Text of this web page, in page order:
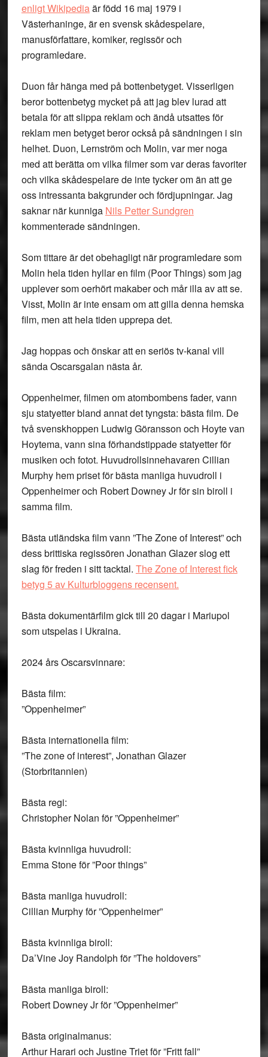
enligt Wikipediaär född 16 maj 1979 i
Västerhaninge, är en svensk skådespelare,
manusförfattare, komiker, regissör och
programledare.
Duon får hänga med på bottenbetyget. Visserligen
beror bottenbetyg mycket på att jag blev lurad att
betala för att slippa reklam och ändå utsattes för
reklam men betyget beror också på sändningen i sin
helhet. Duon, Lernström och Molin, var mer noga
med att berätta om vilka filmer som var deras favoriter
och vilka skådespelare de inte tycker om än att ge
oss intressanta bakgrunder och fördjupningar. Jag
saknar när kunniga Nils Petter Sundgren
kommenterade sändningen.
Som tittare är det obehagligt när programledare som
Molin hela tiden hyllar en film (Poor Things) som jag
upplever som oerhört makaber och mår illa av att se.
Visst, Molin är inte ensam om att gilla denna hemska
film, men att hela tiden upprepa det.
Jag hoppas och önskar att en seriös tv-kanal vill
sända Oscarsgalan nästa år.
Oppenheimer, filmen om atombombens fader, vann
sju statyetter bland annat det tyngsta: bästa film. De
två svenskhoppen Ludwig Göransson och Hoyte van
Hoytema, vann sina förhandstippade statyetter för
musiken och fotot. Huvudrollsinnehavaren Cillian
Murphy hem priset för bästa manliga huvudroll i
Oppenheimer och Robert Downey Jr för sin biroll i
samma film.
Bästa utländska film vann ”The Zone of Interest” och
dess brittiska regissören Jonathan Glazer slog ett
slag för freden i sitt tacktal. The Zone of Interest fick
betyg 5 av Kulturbloggens recensent.
Bästa dokumentärfilm gick till 20 dagar i Mariupol
som utspelas i Ukraina.
2024 års Oscarsvinnare:
Bästa film:
”Oppenheimer”
Bästa internationella film:
”The zone of interest”, Jonathan Glazer
(Storbritannien)
Bästa regi:
Christopher Nolan för ”Oppenheimer”
Bästa kvinnliga huvudroll:
Emma Stone för ”Poor things”
Bästa manliga huvudroll:
Cillian Murphy för ”Oppenheimer”
Bästa kvinnliga biroll:
Da’Vine Joy Randolph för ”The holdovers”
Bästa manliga biroll:
Robert Downey Jr för ”Oppenheimer”
Bästa originalmanus:
Arthur Harari och Justine Triet för ”Fritt fall”